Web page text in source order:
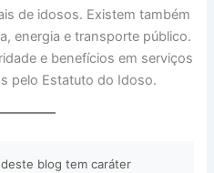
de idosos. Existem também
energia e transporte público.
e benefícios em serviços
pelo Estatuto do Idoso.
blog tem caráter